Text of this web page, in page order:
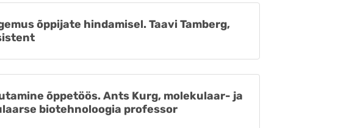
õppijate hindamisel. Taavi Tamberg,
õppetöös. Ants Kurg, molekulaar- ja
biotehnoloogia professor